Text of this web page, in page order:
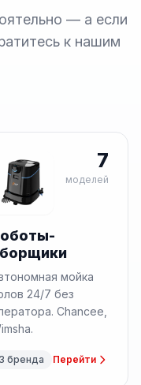
— а если
к нашим
7
моделей
мойка
24/7 без
Chancee,
3 бренда Перейти